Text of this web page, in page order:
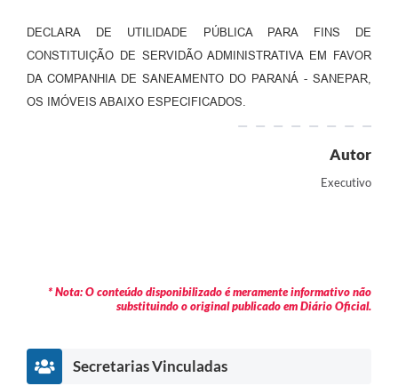
DECLARA DE UTILIDADE PÚBLICA PARA FINS DE
CONSTITUIÇÃO DE SERVIDÃO ADMINISTRATIVA EM FAVOR
DA COMPANHIA DE SANEAMENTO DO PARANÁ - SANEPAR,
OS IMÓVEIS ABAIXO ESPECIFICADOS.
Autor
Executivo
* Nota: O conteúdo disponibilizado é meramente informativo não
substituindo o original publicado em Diário Oficial.
Secretarias Vinculadas